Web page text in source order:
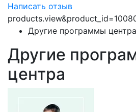
Написать отзыв
Другие программы центра
Другие
центра